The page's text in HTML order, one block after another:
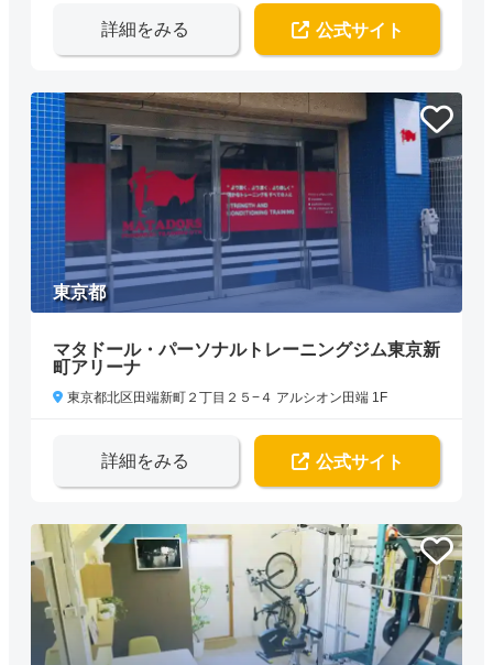
詳細をみる 公式サイト
東京都
マタドール・パーソナルトレーニングジム東京新
町アリーナ
東京都北区田端新町２丁目２５−４ アルシオン田端 1F
詳細をみる 公式サイト